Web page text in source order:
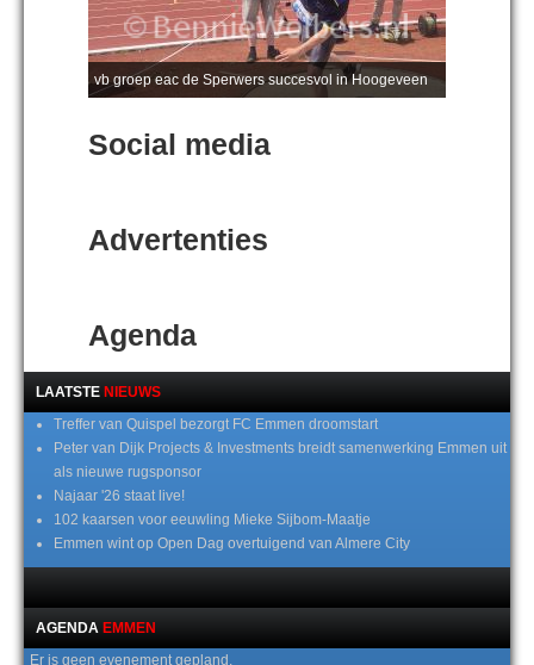
vb groep eac de Sperwers succesvol in Hoogeveen
Social media
Advertenties
Agenda
LAATSTE NIEUWS
Treffer van Quispel bezorgt FC Emmen droomstart
Peter van Dijk Projects & Investments breidt samenwerking Emmen uit
als nieuwe rugsponsor
Najaar '26 staat live!
102 kaarsen voor eeuwling Mieke Sijbom-Maatje
Emmen wint op Open Dag overtuigend van Almere City
AGENDA EMMEN
Er is geen evenement gepland.